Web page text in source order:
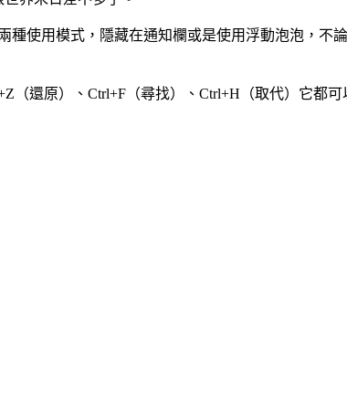
種使用模式，隱藏在通知欄或是使用浮動泡泡，
（還原）、Ctrl+F（尋找）、Ctrl+H（取代）它都